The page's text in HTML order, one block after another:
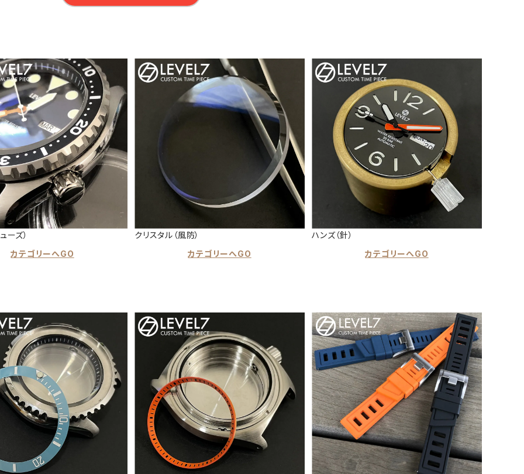
ーズ）
カテゴリーへGO
クリスタル（風防）
カテゴリーへGO
ハンズ（針）
カテゴリーへGO